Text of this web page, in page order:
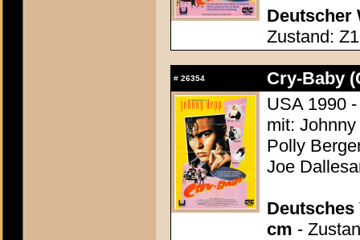
Deutscher
Zustand: Z1
# 26354
Cry-Baby
USA 1990
mit:
Polly
Joe
Deutsches
cm -